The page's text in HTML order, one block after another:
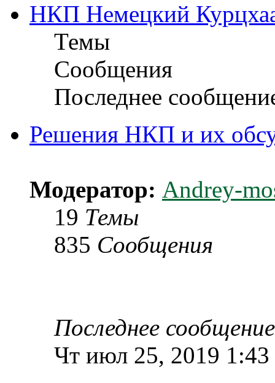
НКП Немецкий
Темы
Сообщения
Последнее
Решения НКП и их
Модератор: Andrey-
19 Темы
835 Сообщения
Последнее сообщение
Чт июл 25, 2019 1:43